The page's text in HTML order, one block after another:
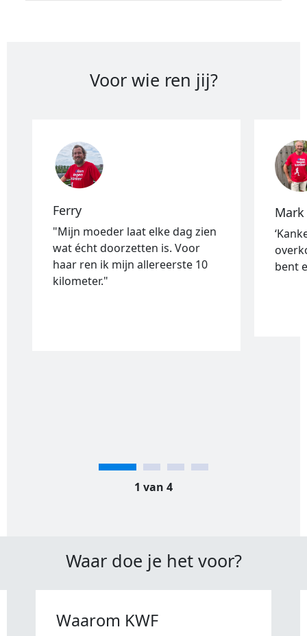
Voor wie ren jij?
Ferry
"Mijn moeder laat elke dag zien
wat écht doorzetten is. Voor
haar ren ik mijn allereerste 10
kilometer."
Mark
bent
1 van 4
Waar doe je het voor?
Waarom KWF